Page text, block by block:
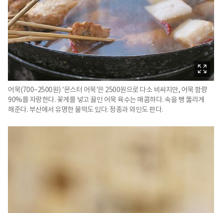
어묵(700~2500원) '몬스터 어묵'은 2500원으로 다소 비싸지만, 어묵 함량
90%를 자랑한다. 꽃게를 넣고 끓인 어묵 육수는 매콤하다. 속을 뻥 뚫리게
해준다. 부산에서 유명한 물떡도 있다. 정종과 와인도 판다.